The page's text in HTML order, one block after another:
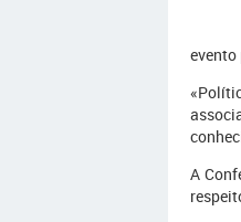
evento
A